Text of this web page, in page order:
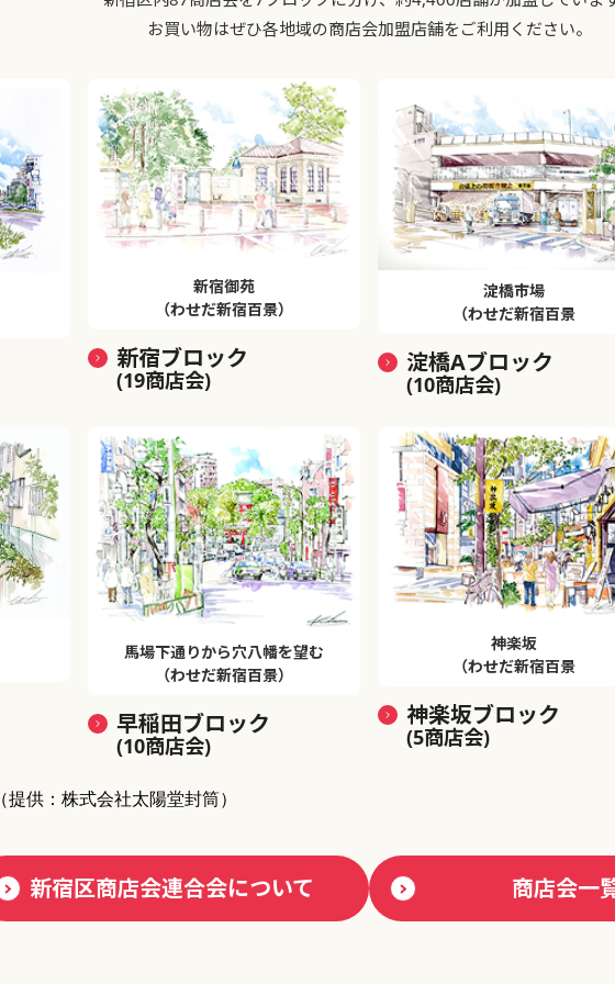
お買い物はぜひ各地域の商店会加盟店舗をご利用ください。
新宿御苑
（わせだ新宿百景）
新宿ブロック
(19商店会)
淀橋市場
（わせだ新宿百景
淀橋Aブロック
(10商店会)
馬場下通りから穴八幡を望む
（わせだ新宿百景）
早稲田ブロック
(10商店会)
神楽坂
（わせだ新宿百景
神楽坂ブロック
(5商店会)
（提供：株式会社太陽堂封筒）
新宿区商店会連合会について 商店会一